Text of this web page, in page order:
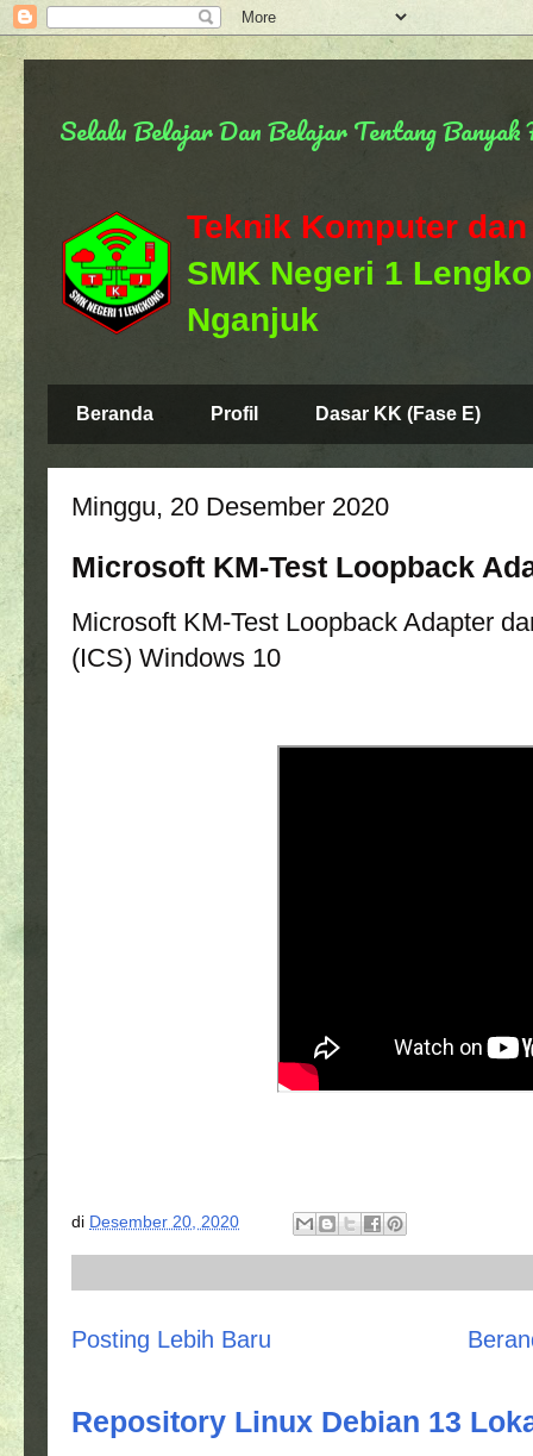
Selalu Belajar Dan Belajar Tentang
Teknik Komputer
SMK Negeri 1
Nganjuk
Beranda Profil Dasar KK (Fase E)
Minggu, 20 Desember 2020
Microsoft KM-Test Loopback
Microsoft KM-Test Loopback Adapter
(ICS) Windows 10
di Desember 20, 2020
Posting Lebih Baru
Repository Linux Debian 13